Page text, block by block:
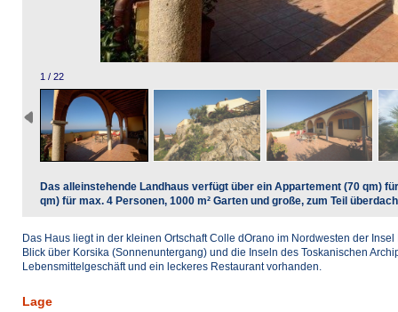
1 / 22
Das alleinstehende Landhaus verfügt über ein Appartement (70 qm)
qm) für max. 4 Personen, 1000 m² Garten und große, zum Teil
Das Haus liegt in der kleinen Ortschaft Colle dOrano im Nordwesten der
Blick über Korsika (Sonnenuntergang) und die Inseln des Toskanischen
Lebensmittelgeschäft und ein leckeres Restaurant vorhanden.
Lage